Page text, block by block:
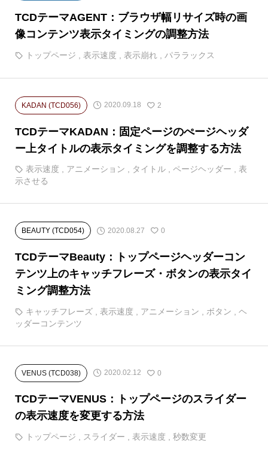
TCDテーマAGENT：ブラウザ幅リサイズ時の画
像コンテンツ表示タイミングの調整方法
トップページ 表示速度 表示崩れ パララックス
KADAN (TCD056) 2020.09.18 2
TCDテーマKADAN：固定ページのぺージヘッダ
ー上タイトルの表示タイミングを調整する方法
表示速度 , アニメーション , タイトル , ページヘッダー , 表
示させる
BEAUTY (TCD054) 2020.08.27 0
TCDテーマBeauty：トップページヘッダーコン
テンツ上のキャッチフレーズ・ボタンの表示タイ
ミング調整方法
キャッチフレーズ 表示速度 アニメーション ボタン
ヘ
ッダーコンテンツ
VENUS (TCD038) 2020.02.12 0
TCDテーマVENUS：トップページのスライダー
の表示速度を変更する方法
トップページ , スライダー , 表示速度 , 秒数変更